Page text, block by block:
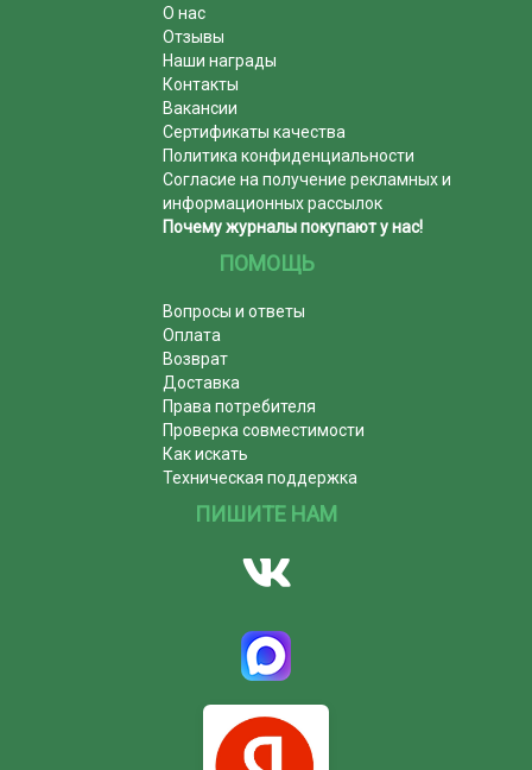
О нас
Отзывы
Наши награды
Контакты
Вакансии
Сертификаты качества
Политика конфиденциальности
Согласие на получение рекламных и
информационных рассылок
Почему журналы покупают у нас!
ПОМОЩЬ
Вопросы и ответы
Оплата
Возврат
Доставка
Права потребителя
Проверка совместимости
Как искать
Техническая поддержка
ПИШИТЕ НАМ